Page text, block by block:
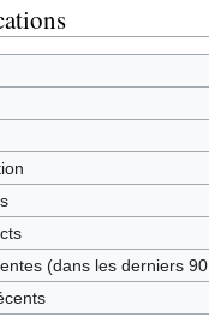
(dans les derniers